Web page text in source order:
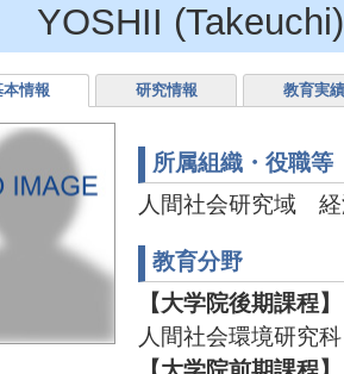
YOSHII
本情報 研究情報 教育実績
所属組織・役職等
人間社会研究域
教育分野
【大学院後期課程】
人間社会環境研究